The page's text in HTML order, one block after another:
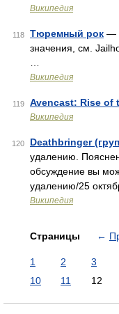
Википедия
118 Тюремный рок —
значения, см.
Википедия
119 Avencast: Rise of
Википедия
120 Deathbringer
удалению.
обсуждение вы
удалению/25
Википедия
Страницы ←
1 2 3
10
11 12